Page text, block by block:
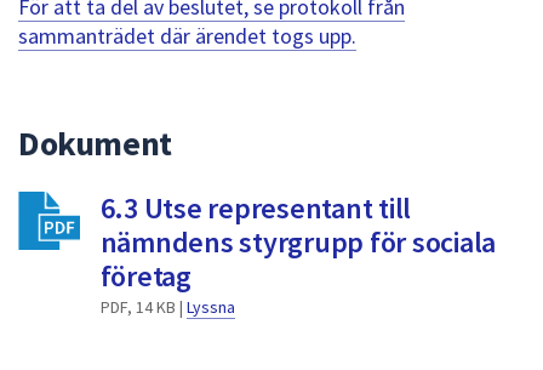
navigera
mellan
att
välja
något
För att ta del av beslutet, se protokoll från
sammanträdet där ärendet togs upp.
Dokument
6.3 Utse representant till
nämndens styrgrupp för sociala
företag
PDF, 14 KB | Lyssna